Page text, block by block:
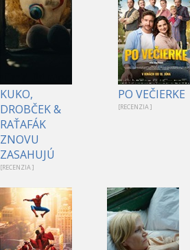
KUKO,
DROBČEK &
RAŤAFÁK
ZNOVU
ZASAHUJÚ
[RECENZIA ]
PO VEČIERKE
[RECENZIA ]